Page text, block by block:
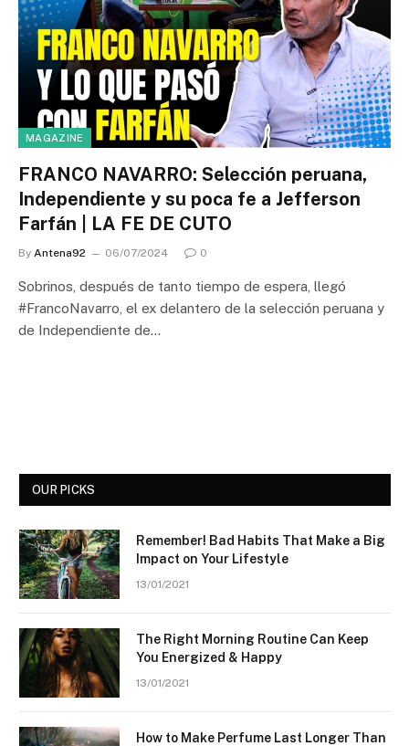
MAGAZINE
FRANCO NAVARRO: Selección peruana,
Independiente y su poca fe a Jefferson
Farfán | LA FE DE CUTO
By Antena92 06/07/2024 0
Sobrinos, después de tanto tiempo de espera, llegó
#FrancoNavarro, el ex delantero de la selección peruana y
de Independiente de…
OUR PICKS
Remember! Bad Habits That Make a Big
Impact on Your Lifestyle
13/01/2021
The Right Morning Routine Can Keep
You Energized & Happy
13/01/2021
How to Make Perfume Last Longer Than